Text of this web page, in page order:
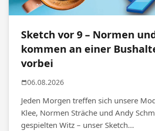
Sketch vor 9 – Normen
kommen an einer
vorbei
06.08.2026
Jeden Morgen treffen sich unsere
Klee, Normen Sträche und Andy
gespielten Witz – unser Sketch...